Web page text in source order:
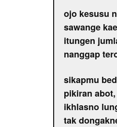
ojo kesusu
sawange
itungen
nanggap
sikapmu
pikiran
ikhlasno
tak